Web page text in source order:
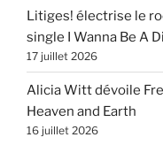
Litiges! électrise le
single I Wanna Be A
17 juillet 2026
Alicia Witt dévoile
Heaven and Earth
16 juillet 2026